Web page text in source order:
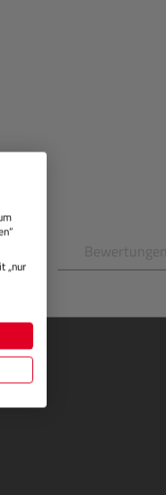
Bewertungen
„nur